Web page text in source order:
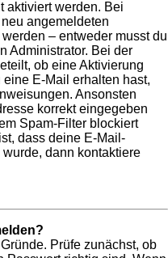
aktiviert werden. Bei
angemeldeten
– entweder musst du
Administrator. Bei der
ob eine Aktivierung
E-Mail erhalten hast,
Ansonsten
korrekt eingegeben
Spam-Filter blockiert
dass deine E-Mail-
dann kontaktiere
Prüfe zunächst, ob